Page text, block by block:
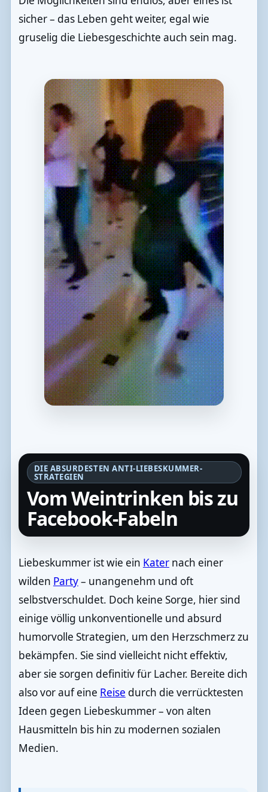
sicher – das Leben geht weiter, egal wie
gruselig die Liebesgeschichte auch sein mag.
DIE ABSURDESTEN ANTI-LIEBESKUMMER-
STRATEGIEN
Vom Weintrinken bis zu
Facebook-Fabeln
Liebeskummer ist wie ein Katernach einer
wilden Party– unangenehm und oft
selbstverschuldet. Doch keine Sorge, hier sind
einige völlig unkonventionelle und absurd
humorvolle Strategien, um den Herzschmerz zu
bekämpfen. Sie sind vielleicht nicht effektiv,
aber sie sorgen definitiv für Lacher. Bereite dich
also vor auf eine Reise durch die verrücktesten
Ideen gegen Liebeskummer – von alten
Hausmitteln bis hin zu modernen sozialen
Medien.